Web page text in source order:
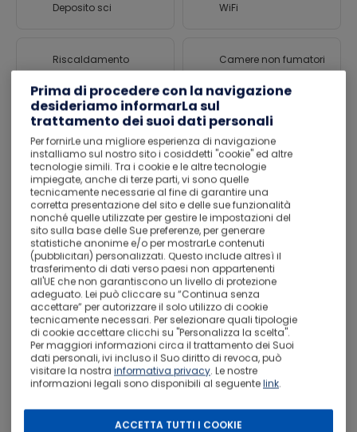
Deposito sci WiFi
Riscaldamento Camere non fumatori
Barbecue
Ascensore Disponibilità di camere
familiari
Terrazza solarium Giardino
ALTRI SERVIZI
Prima di procedere con la navigazione
desideriamo informarLa sul
trattamento dei suoi dati personali
Per fornirLe una migliore esperienza di navigazione
installiamo sul nostro sito i cosiddetti "cookie" ed altre
tecnologie simili. Tra i cookie e le altre tecnologie
impiegate, anche di terze parti, vi sono quelle
tecnicamente necessarie al fine di garantire una
corretta presentazione del sito e delle sue funzionalità
nonché quelle utilizzate per gestire le impostazioni del
sito sulla base delle Sue preferenze, per generare
statistiche anonime e/o per mostrarLe contenuti
(pubblicitari) personalizzati. Questo include altresì il
trasferimento di dati verso paesi non appartenenti
all'UE che non garantiscono un livello di protezione
adeguato. Lei può cliccare su “Continua senza
accettare” per autorizzare il solo utilizzo di cookie
tecnicamente necessari. Per selezionare quali tipologie
di cookie accettare clicchi su "Personalizza la scelta".
Per maggiori informazioni circa il trattamento dei Suoi
dati personali, ivi incluso il Suo diritto di revoca, può
visitare la nostra informativa privacy. Le nostre
informazioni legali sono disponibili al seguentelink.
ACCETTA TUTTI I COOKIE